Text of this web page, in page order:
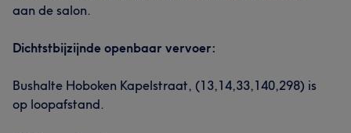
aan de salon.
Dichtstbijzijnde openbaar vervoer:
Bushalte Hoboken Kapelstraat, (13,14,33,140,298) is
op loopafstand.